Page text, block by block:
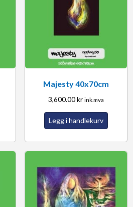
Majesty 40x70cm
3,600.00kr ink.mva
Legg i handlekurv